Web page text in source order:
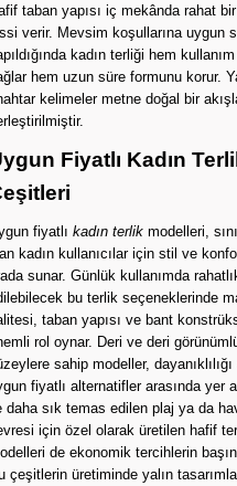
taban yapısı iç mekânda rahat bir
verir. Mevsim koşullarına uygun
kadın terliği hem kullanım
hem uzun süre formunu korur.
kelimeler metne doğal bir
Fiyatlı Kadın
fiyatlı kadın terlikmodelleri,
kadın kullanıcılar için stil ve
sunar. Günlük kullanımda
bu terlik seçeneklerinde
taban yapısı ve bant
rol oynar. Deri ve deri
sahip modeller, dayanıklılığı
fiyatlı alternatifler arasında yer
daha sık temas edilen plaj ya da
için özel olarak üretilen hafif
de ekonomik tercihlerin
çeşitlerin üretiminde yalın